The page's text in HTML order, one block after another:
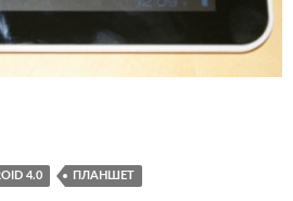
2 обойдется студентам
4.0 ПЛАНШЕТ